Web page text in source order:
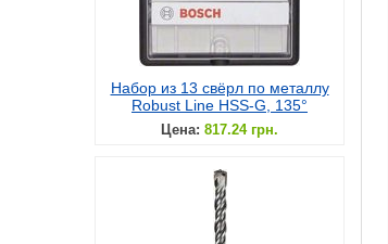
Набор из 13 свёрл по металлу
Robust Line HSS-G, 135°
Цена: 817.24 грн.